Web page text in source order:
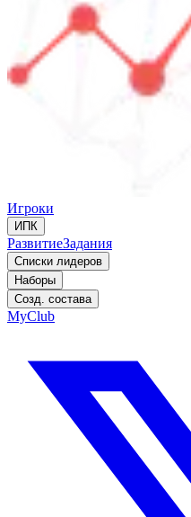
Игроки
ИПК
РазвитиеЗадания
Списки лидеров
Наборы
Созд. состава
MyClub